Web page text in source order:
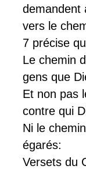
demandent
vers le
7 précise
Le chemin
gens que
Et non pas
contre qui
Ni le
égarés:
Versets du